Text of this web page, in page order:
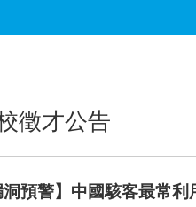
徵才公告
洞預警】中國駭客最常